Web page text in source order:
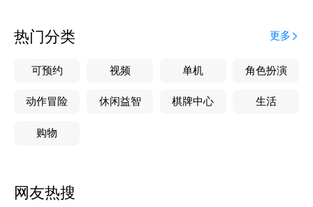
【覆盖全国初高中知识体系】
1、1000+视频课程随到随学，30min讲透一个知识点
2、独创四星难度体系：基础→拔高→压轴渐进式提高
4、解决初高中生学习程度不同和进度不同两大难题
【AI智学 精准提效】
3、作文批改/拍照搜题/志愿填报等全场景覆盖
热门分类 更多
可预约 视频 单机 角色扮演
动作冒险 休闲益智 棋牌中心 生活
购物
网友热搜